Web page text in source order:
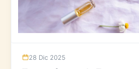
28 Dic 2025